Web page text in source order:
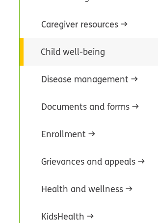
Caregiver resources
Child well-being
Disease management
Documents and forms
Enrollment
Grievances and appeals
Health and wellness
KidsHealth